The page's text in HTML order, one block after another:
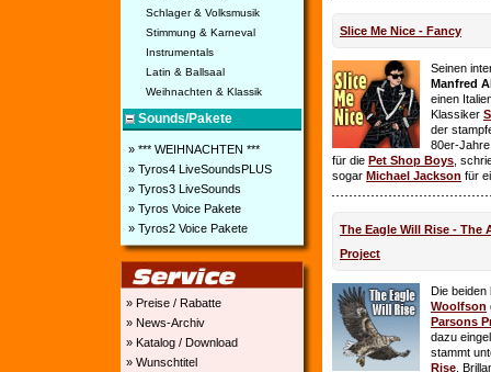
Schlager & Volksmusik
Stimmung & Karneval
Instrumentals
Latin & Ballsaal
Weihnachten & Klassik
Sounds/Pakete
» *** WEIHNACHTEN ***
» Tyros4 LiveSoundsPLUS
» Tyros3 LiveSounds
» Tyros Voice Pakete
» Tyros2 Voice Pakete
» Preise / Rabatte
» News-Archiv
» Katalog / Download
» Wunschtitel
Slice Me Nice - Fancy
Seinen
Manfred
einen
Klassiker
der
80er-
für die Pet Shop Boys ,
sogar Michael Jackson für
The Eagle Will Rise - The
Project
Die beiden
Woolfson
Parsons
dazu
stammt
Rise .